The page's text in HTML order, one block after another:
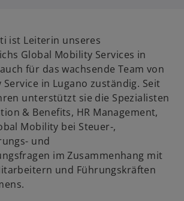
d
i
n
e
i
n
e
r
n
e
u
ist Leiterin unseres
Global Mobility Services in
für das wachsende Team von
in Lugano zuständig. Seit
unterstützt sie die Spezialisten
& Benefits, HR Management,
Mobility bei Steuer-,
und
im Zusammenhang mit
und Führungskräften